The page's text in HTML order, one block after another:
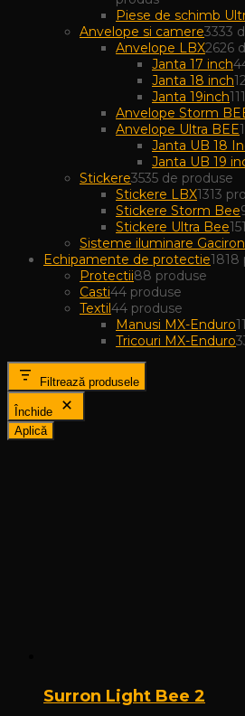
Piese de schimb
Anvelope si camere3333
Anvelope LBX2626
Janta 17 inch4
Janta 18 inch
Janta 19inch11
Anvelope Storm
Anvelope Ultra BEE
Janta UB 18
Janta UB 19
Stickere3535 de produse
Stickere LBX1313
Stickere Storm Bee
Stickere Ultra Bee15
Sisteme iluminare Gaciron
Echipamente de protectie1818
Protectii88 produse
Casti44 produse
Textil44 produse
Manusi MX-Enduro1
Tricouri MX-Enduro3
Filtrează produsele
Închide
Aplică
Surron Light Bee 2